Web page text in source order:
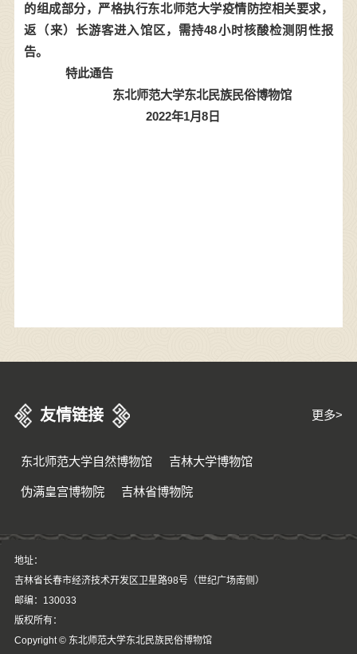
的组成部分，严格执行东北师范大学疫情防控相关要求，
返（来）长游客进入馆区，需持48小时核酸检测阴性报
告。
特此通告
东北师范大学东北民族民俗博物馆
2022年1月8日
友情链接
东北师范大学自然博物馆 吉林大学博物馆
伪满皇宫博物院 吉林省博物院
更多>
地址：
吉林省长春市经济技术开发区卫星路98号（世纪广场南侧）
邮编：130033
版权所有：
Copyright © 东北师范大学东北民族民俗博物馆